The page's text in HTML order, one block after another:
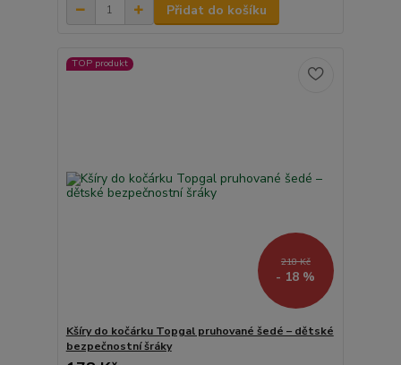
Přidat do košíku
TOP produkt
218 Kč
- 18 %
Kšíry do kočárku Topgal pruhované šedé – dětské
bezpečnostní šráky